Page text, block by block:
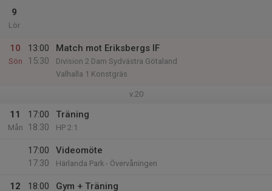
9
Lör
10
Sön
13:00
15:30
Match mot Eriksbergs IF
Division 2 Dam Sydvästra Götaland
Valhalla 1 Konstgräs
v.20
11
Mån
17:00
18:30
Träning
HP 2:1
17:00
17:30
Videomöte
Härlanda Park - Övervåningen
12
18:00
Gym + Träning